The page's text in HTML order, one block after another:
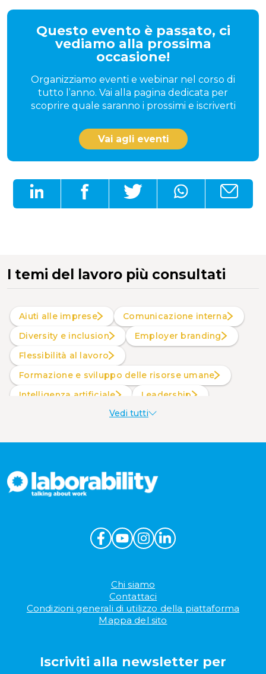
Questo evento è passato, ci
vediamo alla prossima
occasione!
Organizziamo eventi e webinar nel corso di
tutto l’anno. Vai alla pagina dedicata per
scoprire quale saranno i prossimi e iscriverti
Vai agli eventi
I temi del lavoro più consultati
Aiuti alle imprese
Comunicazione interna
Diversity e inclusion
Employer branding
Flessibilità al lavoro
Formazione e sviluppo delle risorse umane
intelligenza artificiale
Leadership
Produttività al lavoroVedi tutti
Chi siamo
Contattaci
Condizioni generali di utilizzo della piattaforma
Mappa del sito
Iscriviti alla newsletter per